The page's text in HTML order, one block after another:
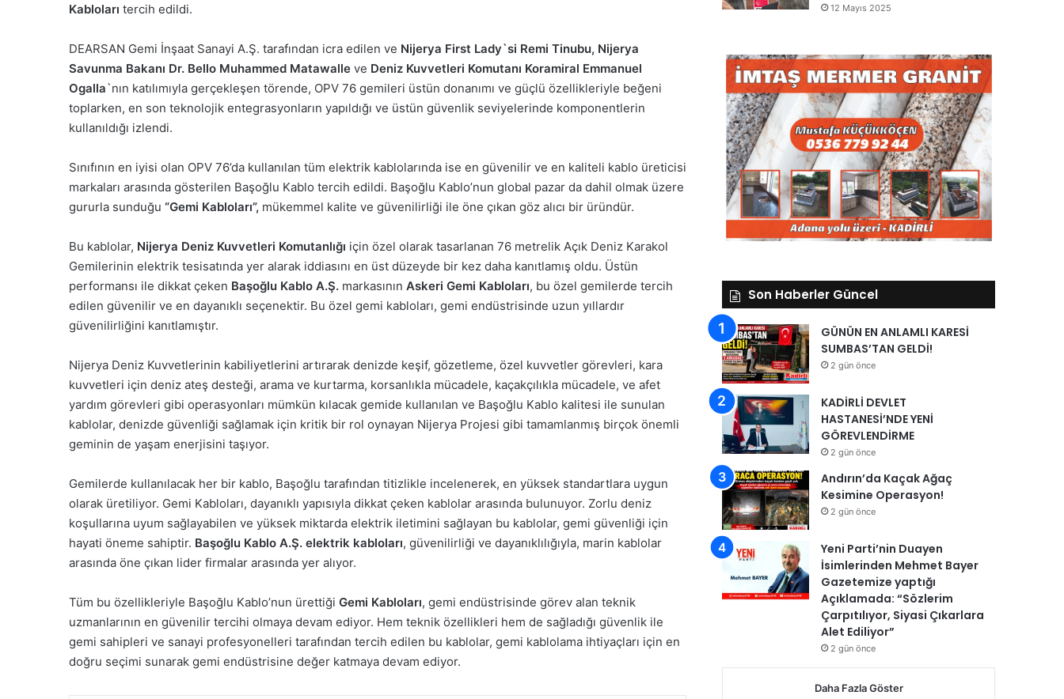
Kabloları tercih edildi.
DEARSAN Gemi İnşaat Sanayi A.Ş. tarafından icra edilen ve Nijerya First Lady`si Remi Tinubu, Nijerya
Savunma Bakanı Dr. Bello Muhammed Matawalle ve Deniz Kuvvetleri Komutanı Koramiral Emmanuel
Ogalla`nın katılımıyla gerçekleşen törende, OPV 76 gemileri üstün donanımı ve güçlü özellikleriyle beğeni
toplarken, en son teknolojik entegrasyonların yapıldığı ve üstün güvenlik seviyelerinde komponentlerin
kullanıldığı izlendi.
Sınıfının en iyisi olan OPV 76’da kullanılan tüm elektrik kablolarında ise en güvenilir ve en kaliteli kablo üreticisi
markaları arasında gösterilen Başoğlu Kablo tercih edildi. Başoğlu Kablo’nun global pazar da dahil olmak üzere
gururla sunduğu “Gemi Kabloları”, mükemmel kalite ve güvenilirliği ile öne çıkan göz alıcı bir üründür.
Bu kablolar, Nijerya Deniz Kuvvetleri Komutanlığı için özel olarak tasarlanan 76 metrelik Açık Deniz Karakol
Gemilerinin elektrik tesisatında yer alarak iddiasını en üst düzeyde bir kez daha kanıtlamış oldu. Üstün
performansı ile dikkat çeken Başoğlu Kablo A.Ş. markasının Askeri Gemi Kabloları, bu özel gemilerde tercih
edilen güvenilir ve en dayanıklı seçenektir. Bu özel gemi kabloları, gemi endüstrisinde uzun yıllardır
güvenilirliğini kanıtlamıştır.
Nijerya Deniz Kuvvetlerinin kabiliyetlerini artırarak denizde keşif, gözetleme, özel kuvvetler görevleri, kara
kuvvetleri için deniz ateş desteği, arama ve kurtarma, korsanlıkla mücadele, kaçakçılıkla mücadele, ve afet
yardım görevleri gibi operasyonları mümkün kılacak gemide kullanılan ve Başoğlu Kablo kalitesi ile sunulan
kablolar, denizde güvenliği sağlamak için kritik bir rol oynayan Nijerya Projesi gibi tamamlanmış birçok önemli
geminin de yaşam enerjisini taşıyor.
Gemilerde kullanılacak her bir kablo, Başoğlu tarafından titizlikle incelenerek, en yüksek standartlara uygun
olarak üretiliyor. Gemi Kabloları, dayanıklı yapısıyla dikkat çeken kablolar arasında bulunuyor. Zorlu deniz
koşullarına uyum sağlayabilen ve yüksek miktarda elektrik iletimini sağlayan bu kablolar, gemi güvenliği için
hayati öneme sahiptir. Başoğlu Kablo A.Ş. elektrik kabloları, güvenilirliği ve dayanıklılığıyla, marin kablolar
arasında öne çıkan lider firmalar arasında yer alıyor.
Tüm bu özellikleriyle Başoğlu Kablo’nun ürettiği Gemi Kabloları, gemi endüstrisinde görev alan teknik
uzmanlarının en güvenilir tercihi olmaya devam ediyor. Hem teknik özellikleri hem de sağladığı güvenlik ile
gemi sahipleri ve sanayi profesyonelleri tarafından tercih edilen bu kablolar, gemi kablolama ihtiyaçları için en
doğru seçimi sunarak gemi endüstrisine değer katmaya devam ediyor.
12 Mayıs 2025
Son Haberler Güncel
GÜNÜN EN ANLAMLI KARESİ
SUMBAS’TAN GELDİ!
2 gün önce
KADİRLİ DEVLET
HASTANESİ’NDE YENİ
GÖREVLENDİRME
2 gün önce
Andırın’da Kaçak Ağaç
Kesimine Operasyon!
2 gün önce
Yeni Parti’nin Duayen
İsimlerinden Mehmet Bayer
Gazetemize yaptığı
Açıklamada: “Sözlerim
Çarpıtılıyor, Siyasi Çıkarlara
Alet Ediliyor”
2 gün önce
Daha Fazla Göster